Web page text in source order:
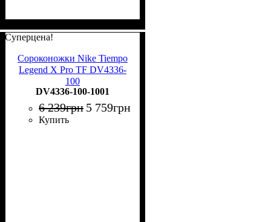
Суперцена!
Сороконожки Nike Tiempo
Legend X Pro TF DV4336-
100
DV4336-100-1001
6 239грн 5 759грн
Купить